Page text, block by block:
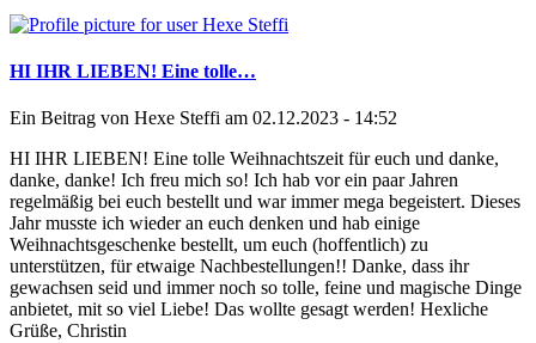
HI IHR LIEBEN! Eine tolle…
Ein Beitrag von Hexe Steffi am 02.12.2023 - 14:52
HI IHR LIEBEN! Eine tolle Weihnachtszeit für euch und danke,
danke, danke! Ich freu mich so! Ich hab vor ein paar Jahren
regelmäßig bei euch bestellt und war immer mega begeistert. Dieses
Jahr musste ich wieder an euch denken und hab einige
Weihnachtsgeschenke bestellt, um euch (hoffentlich) zu
unterstützen, für etwaige Nachbestellungen!! Danke, dass ihr
gewachsen seid und immer noch so tolle, feine und magische Dinge
anbietet, mit so viel Liebe! Das wollte gesagt werden! Hexliche
Grüße, Christin